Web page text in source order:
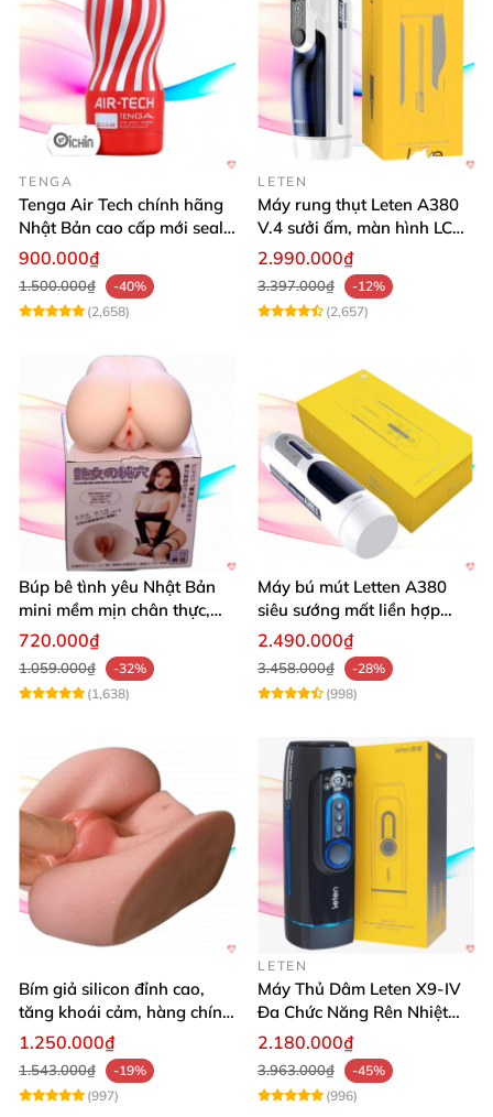
TENGA
Tenga Air Tech chính hãng
Nhật Bản cao cấp mới seal
giá tốt
900.000₫
1.500.000₫
-40%
(2,658)
LETEN
Máy rung thụt Leten A380
V.4 sưởi ấm, màn hình LCD,
cực đã
2.990.000₫
3.397.000₫
-12%
(2,657)
Búp bê tình yêu Nhật Bản
mini mềm mịn chân thực,
mông tròn quyến rũ
720.000₫
1.059.000₫
-32%
(1,638)
Máy bú mút Letten A380
siêu sướng mất liền hợp
chói
2.490.000₫
3.458.000₫
-28%
(998)
Bím giả silicon đỉnh cao,
tăng khoái cảm, hàng chính
hãng SHP1391
1.250.000₫
1.543.000₫
-19%
(997)
LETEN
Máy Thủ Dâm Leten X9-IV
Đa Chức Năng Rên Nhiệt
Bật Đỉnh
2.180.000₫
3.963.000₫
-45%
(996)